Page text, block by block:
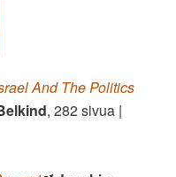
And The Politics
, 282 sivua |